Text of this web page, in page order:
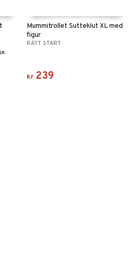
Mummitrollet Sutteklut XL med
figur
RÄTT START
kr 239